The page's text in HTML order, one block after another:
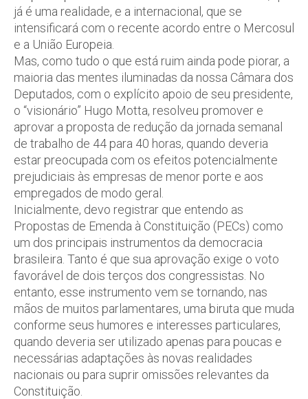
já é uma realidade, e a internacional, que se
intensificará com o recente acordo entre o Mercosul
e a União Europeia.
Mas, como tudo o que está ruim ainda pode piorar, a
maioria das mentes iluminadas da nossa Câmara dos
Deputados, com o explícito apoio de seu presidente,
o “visionário” Hugo Motta, resolveu promover e
aprovar a proposta de redução da jornada semanal
de trabalho de 44 para 40 horas, quando deveria
estar preocupada com os efeitos potencialmente
prejudiciais às empresas de menor porte e aos
empregados de modo geral.
Inicialmente, devo registrar que entendo as
Propostas de Emenda à Constituição (PECs) como
um dos principais instrumentos da democracia
brasileira. Tanto é que sua aprovação exige o voto
favorável de dois terços dos congressistas. No
entanto, esse instrumento vem se tornando, nas
mãos de muitos parlamentares, uma biruta que muda
conforme seus humores e interesses particulares,
quando deveria ser utilizado apenas para poucas e
necessárias adaptações às novas realidades
nacionais ou para suprir omissões relevantes da
Constituição.